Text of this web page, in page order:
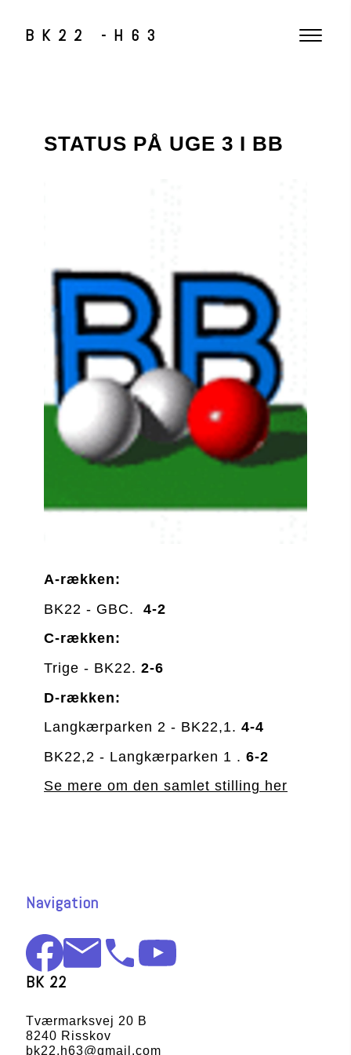
BK22 -H63
STATUS PÅ UGE 3 I BB
A-rækken:
BK22 - GBC. 4-2
C-rækken:
Trige - BK22. 2-6
D-rækken:
Langkærparken 2 - BK22,1. 4-4
BK22,2 - Langkærparken 1 . 6-2
Se mere om den samlet stilling her
Navigation
BK 22
Tværmarksvej 20 B
8240 Risskov
bk22.h63@gmail.com